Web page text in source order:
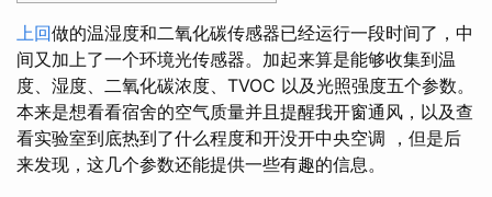
上回做的温湿度和二氧化碳传感器已经运行一段时间了，中
间又加上了一个环境光传感器。加起来算是能够收集到温
度、湿度、二氧化碳浓度、TVOC 以及光照强度五个参数。
本来是想看看宿舍的空气质量并且提醒我开窗通风，以及查
看实验室到底热到了什么程度和开没开中央空调 ，但是后
来发现，这几个参数还能提供一些有趣的信息。